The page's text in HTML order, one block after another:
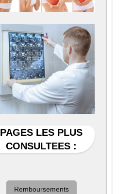
PAGES LES PLUS
CONSULTEES :
Remboursements